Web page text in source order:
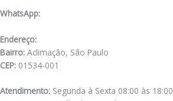
WhatsApp:
Endereço:
Bairro: Aclimação, São Paulo
CEP: 01534-001
Atendimento: Segunda à Sexta 08:00 às 18:00